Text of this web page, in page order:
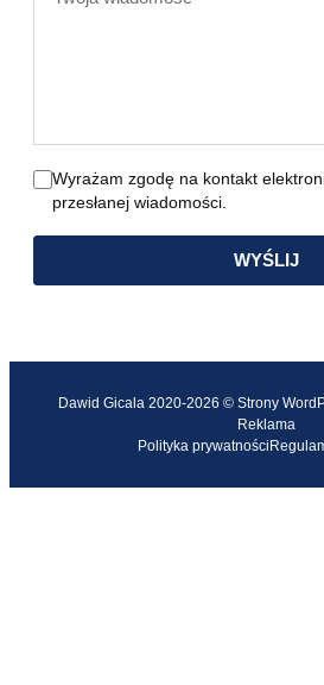
wiadomość
Wyrażam zgodę na kontakt
przesłanej wiadomości.
WYŚLIJ
Dawid Gicala 2020-2026 © Strony
Reklama
Polityka prywatności